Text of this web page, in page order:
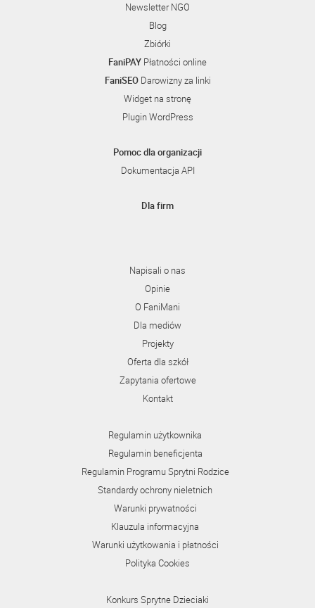
Newsletter NGO
Blog
Zbiórki
FaniPAY Płatności online
FaniSEODarowizny za linki
Widget na stronę
Plugin WordPress
Pomoc dla organizacji
Dokumentacja API
Dla firm
Napisali o nas
Opinie
O FaniMani
Dla mediów
Projekty
Oferta dla szkół
Zapytania ofertowe
Kontakt
Regulamin użytkownika
Regulamin beneficjenta
Regulamin Programu Sprytni Rodzice
Standardy ochrony nieletnich
Warunki prywatności
Klauzula informacyjna
Warunki użytkowania i płatności
Polityka Cookies
Konkurs Sprytne Dzieciaki